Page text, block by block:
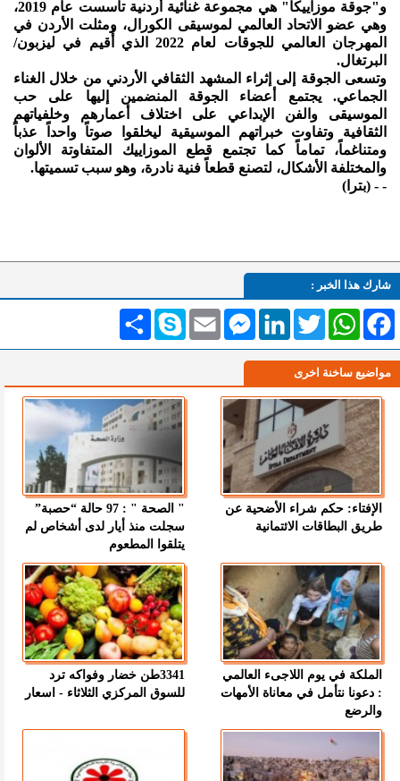
و"جوقة موزاييكا" هي مجموعة غنائية أردنية تأسست عام 2019،
وهي عضو الاتحاد العالمي لموسيقى الكورال، ومثلت الأردن في
المهرجان العالمي للجوقات لعام 2022 الذي أُقيم في ليزبون/
البرتغال.
وتسعى الجوقة إلى إثراء المشهد الثقافي الأردني من خلال الغناء
الجماعي. يجتمع أعضاء الجوقة المنضمين إليها على حب
الموسيقى والفن الإبداعي على اختلاف أعمارهم وخلفياتهم
الثقافية وتفاوت خبراتهم الموسيقية ليخلقوا صوتاً واحداً عذباً
ومتناغماً، تماماً كما تجتمع قطع الموزاييك المتفاوتة الألوان
والمختلفة الأشكال، لتصنع قطعاً فنية نادرة، وهو سبب تسميتها.
- - (بترا)
شارك هذا الخبر :
انشر Skype Email
MessengerLinkedInTwitterWhatsAppFacebook
مواضيع ساخنة اخرى
الإفتاء: حكم شراء الأضحية عن
طريق البطاقات الائتمانية
" الصحة " : 97 حالة “حصبة”
سجلت منذ أيار لدى أشخاص لم
يتلقوا المطعوم
الملكة في يوم اللاجىء العالمي
: دعونا نتأمل في معاناة الأمهات
والرضع
3341طن خضار وفواكه ترد
للسوق المركزي الثلاثاء - اسعار